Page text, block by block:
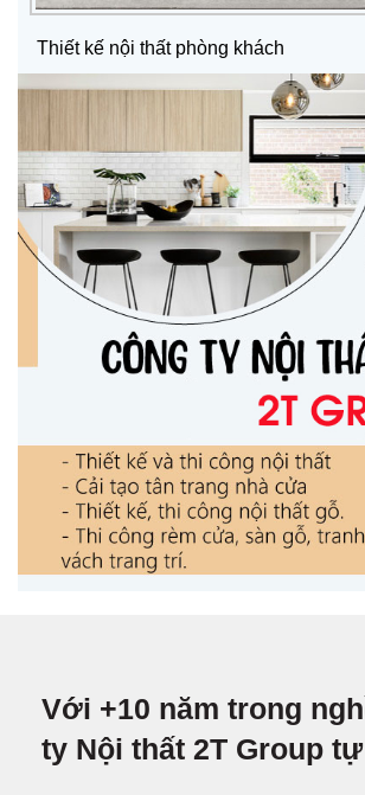
Thiết kế nội thất phòng khách
Với +10 năm trong
ty Nội thất 2T Group